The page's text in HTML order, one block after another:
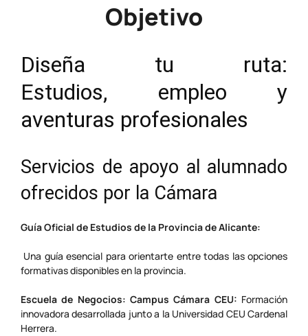
Objetivo
Diseña tu ruta:
Estudios, empleo y
aventuras profesionales
Servicios de apoyo al alumnado
ofrecidos por la Cámara
Guía Oficial de Estudios de la Provincia de Alicante:
Una guía esencial para orientarte entre todas las opciones
formativas disponibles en la provincia.
Escuela de Negocios: Campus Cámara CEU: Formación
innovadora desarrollada junto a la Universidad CEU Cardenal
Herrera.